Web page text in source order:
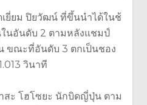
ยี่ยม ปิยวัฒน์ ที่ขึ้นนำได้ในช้
ในอันดับ 2 ตามหลังแชมป์
ขณะที่อันดับ 3 ตกเป็นชอง
วินาที
สะ โฮโซยะ นักบิดญี่ปุ่น ตาม